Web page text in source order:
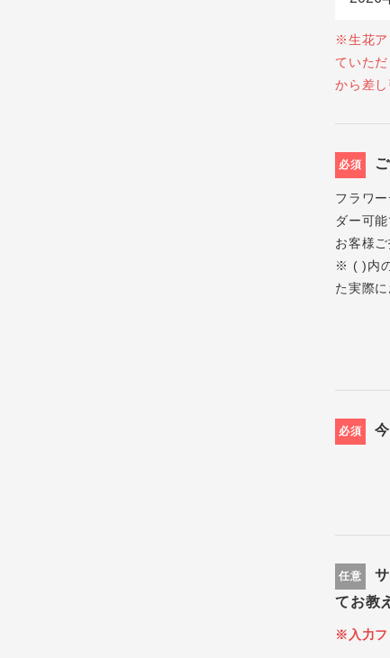
※生花ア
ていた
から差
必須
フラワ
ダー可能
お客様
※ ( )内
た実際
必須
任意
てお教
※入力フ